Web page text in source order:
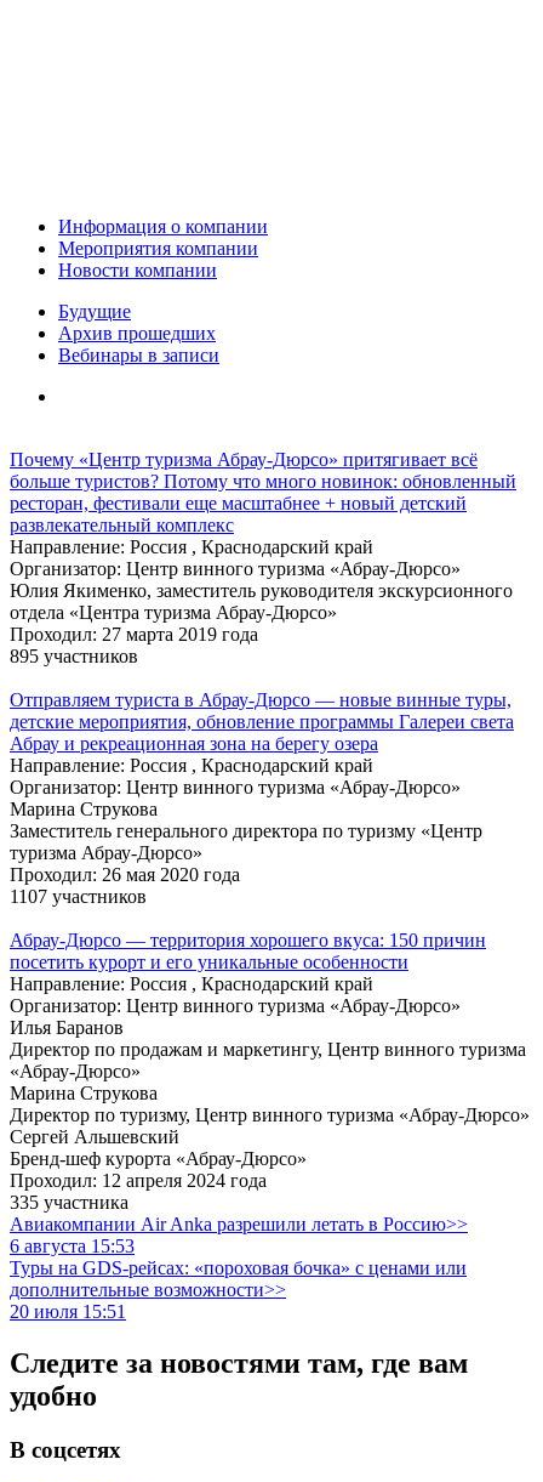
Информация о компании
Мероприятия компании
Новости компании
Будущие
Архив прошедших
Вебинары в записи
Почему «Центр туризма Абрау-Дюрсо» притягивает всё
больше туристов? Потому что много новинок: обновленный
ресторан, фестивали еще масштабнее + новый детский
развлекательный комплекс
Направление: Россия , Краснодарский край
Организатор: Центр винного туризма «Абрау-Дюрсо»
Юлия Якименко, заместитель руководителя экскурсионного
отдела «Центра туризма Абрау-Дюрсо»
Проходил: 27 марта 2019 года
895 участников
Отправляем туриста в Абрау-Дюрсо — новые винные туры,
детские мероприятия, обновление программы Галереи света
Абрау и рекреационная зона на берегу озера
Направление: Россия , Краснодарский край
Организатор: Центр винного туризма «Абрау-Дюрсо»
Марина Струкова
Заместитель генерального директора по туризму «Центр
туризма Абрау-Дюрсо»
Проходил: 26 мая 2020 года
1107 участников
Абрау-Дюрсо — территория хорошего вкуса: 150 причин
посетить курорт и его уникальные особенности
Направление: Россия , Краснодарский край
Организатор: Центр винного туризма «Абрау-Дюрсо»
Илья Баранов
Директор по продажам и маркетингу, Центр винного туризма
«Абрау-Дюрсо»
Марина Струкова
Директор по туризму, Центр винного туризма «Абрау-Дюрсо»
Сергей Альшевский
Бренд-шеф курорта «Абрау-Дюрсо»
Проходил: 12 апреля 2024 года
335 участника
Авиакомпании Air Anka разрешили летать в Россию>>
6 августа 15:53
Туры на GDS-рейсах: «пороховая бочка» с ценами или
дополнительные возможности>>
20 июля 15:51
Следите за новостями там, где вам
удобно
В соцсетях